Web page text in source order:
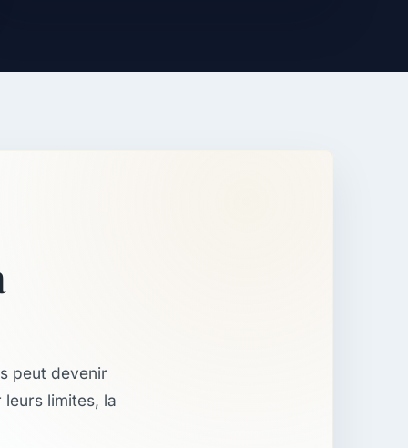
peut devenir
limites, la